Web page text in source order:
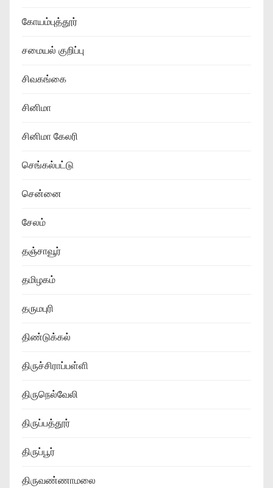
கோயம்புத்தூர்
சமையல் குறிப்பு
சிவகங்கை
சினிமா
சினிமா கேலரி
செங்கல்பட்டு
சென்னை
சேலம்
தஞ்சாவூர்
தமிழகம்
தருமபுரி
திண்டுக்கல்
திருச்சிராப்பள்ளி
திருநெல்வேலி
திருப்பத்தூர்
திருப்பூர்
திருவண்ணாமலை